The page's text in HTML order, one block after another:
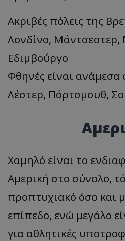
Ακριβές πόλεις της
Λονδίνο,
Εδιμβούργο
Φθηνές είναι ανάμεσα
Λέστερ, Πόρτσμουθ,
Χαμηλό είναι το
Αμερική στο σύνολο,
προπτυχιακό όσο και
επίπεδο, ενώ μεγάλο
για αθλητικές